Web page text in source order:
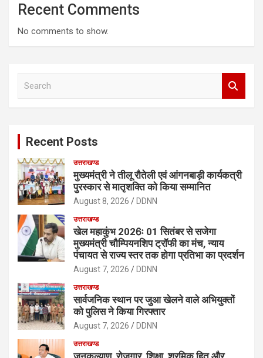
Recent Comments
No comments to show.
Recent Posts
उत्तराखण्ड
मुख्यमंत्री ने तीलू रौतेली एवं आंगनबाड़ी कार्यकत्री
पुरस्कार से मातृशक्ति को किया सम्मानित
August 8, 2026 DDNN
उत्तराखण्ड
खेल महाकुंभ 2026ः 01 सितंबर से सजेगा
मुख्यमंत्री चौम्पियनशिप ट्रॉफी का मंच, न्याय
पंचायत से राज्य स्तर तक होगा प्रतिभा का प्रदर्शन
August 7, 2026 DDNN
उत्तराखण्ड
सार्वजनिक स्थान पर जुआ खेलने वाले अभियुक्तों
को पुलिस ने किया गिरफ्तार
August 7, 2026 DDNN
उत्तराखण्ड